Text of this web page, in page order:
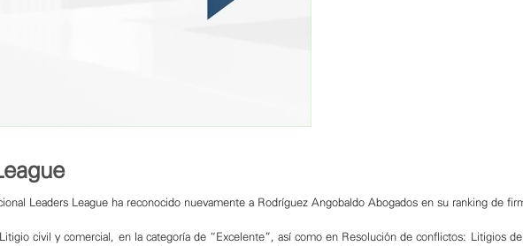
Leaders League ha reconocido nuevamente a Rodríguez Angobaldo Abogados en su ranking de
civil y comercial, en la categoría de “Excelente”, así como en Resolución de conflictos: Litigios